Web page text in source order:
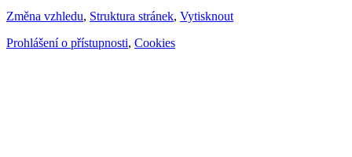
Změna vzhledu, Struktura stránek, Vytisknout
Prohlášení o přístupnosti, Cookies